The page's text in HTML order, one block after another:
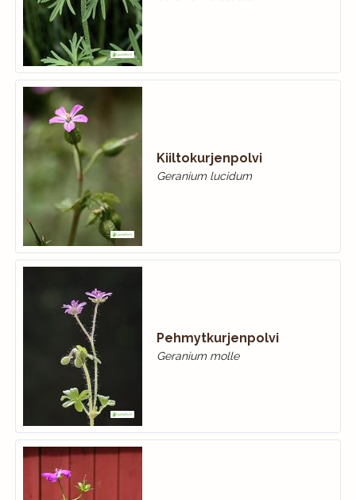
Kiiltokurjenpolvi
Geranium lucidum
Pehmytkurjenpolvi
Geranium molle